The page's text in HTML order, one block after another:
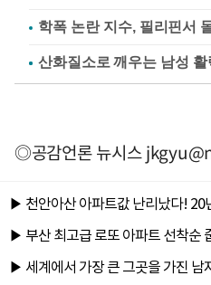
학폭 논란 지수, 필리핀서
◎공감언론 뉴시스